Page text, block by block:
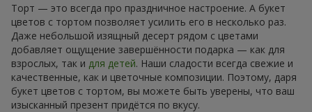
Торт — это всегда про праздничное настроение. А букет
цветов с тортом позволяет усилить его в несколько раз.
Даже небольшой изящный десерт рядом с цветами
добавляет ощущение завершённости подарка — как для
взрослых, так и для детей. Наши сладости всегда свежие и
качественные, как и цветочные композиции. Поэтому, даря
букет цветов с тортом, вы можете быть уверены, что ваш
изысканный презент придётся по вкусу.